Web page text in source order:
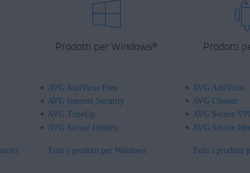
Prodotti per Windows®
AVG AntiVirus Free
AVG Internet Security
AVG TuneUp
AVG Secure Identity
Tutti i prodotti per Windows
Prodotti
AVG AntiVirus
AVG Cleaner
AVG Secure
AVG Secure
Tutti i prodotti